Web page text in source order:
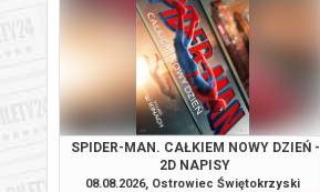
SPIDER-MAN. CAŁKIEM NOWY DZIEŃ -
2D NAPISY
08.08.2026, Ostrowiec Świętokrzyski